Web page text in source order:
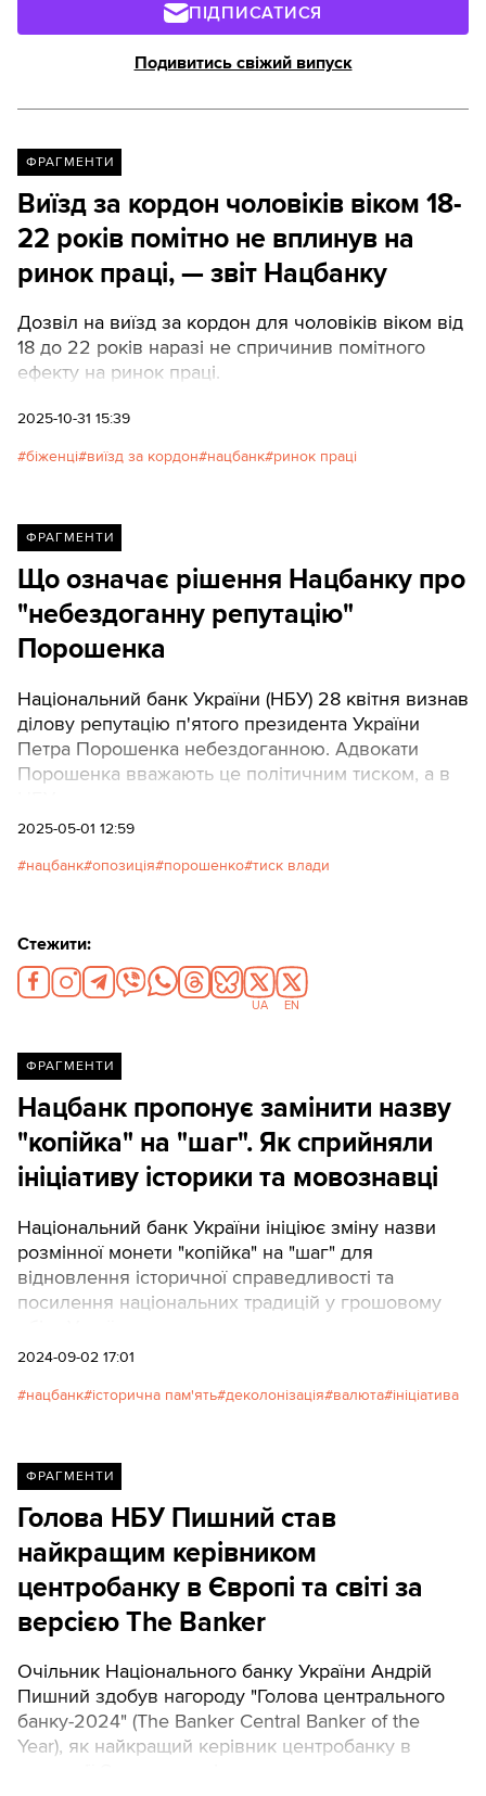
ПІДПИСАТИСЯ
Подивитись свіжий випуск
ФРАГМЕНТИ
Виїзд за кордон чоловіків віком 18-
22 років помітно не вплинув на
ринок праці, — звіт Нацбанку
Дозвіл на виїзд за кордон для чоловіків віком від
18 до 22 років наразі не спричинив помітного
ефекту на ринок праці.
2025-10-31 15:39
біженці виїзд за кордон нацбанк ринок праці
ФРАГМЕНТИ
Що означає рішення Нацбанку про
"небездоганну репутацію"
Порошенка
Національний банк України (НБУ) 28 квітня визнав
ділову репутацію п'ятого президента України
Петра Порошенка небездоганною. Адвокати
Порошенка вважають це політичним тиском, а в
2025-05-01 12:59
нацбанк опозиція порошенко тиск влади
Стежити:
UA EN
ФРАГМЕНТИ
Нацбанк пропонує замінити назву
"копійка" на "шаг". Як сприйняли
ініціативу історики та мовознавці
Національний банк України ініціює зміну назви
розмінної монети "копійка" на "шаг" для
відновлення історичної справедливості та
посилення національних традицій у грошовому
2024-09-02 17:01
нацбанк історична пам'ять деколонізація валюта ініціатива
ФРАГМЕНТИ
Голова НБУ Пишний став
найкращим керівником
центробанку в Європі та світі за
версією The Banker
Очільник Національного банку України Андрій
Пишний здобув нагороду "Голова центрального
банку-2024" (The Banker Central Banker of the
Year), як найкращий керівник центробанку в